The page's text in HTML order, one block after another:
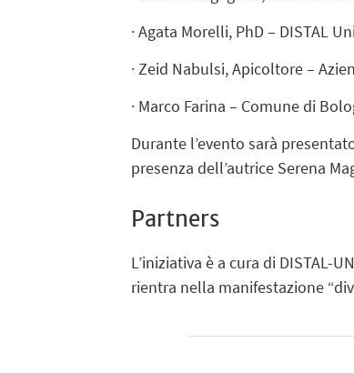
· Agata Morelli, PhD – DISTAL
· Zeid Nabulsi, Apicoltore –
· Marco Farina – Comune di
Durante l’evento sarà
presenza dell’autrice Serena
Partners
L’iniziativa è a cura di DISTAL-
rientra nella manifestazione